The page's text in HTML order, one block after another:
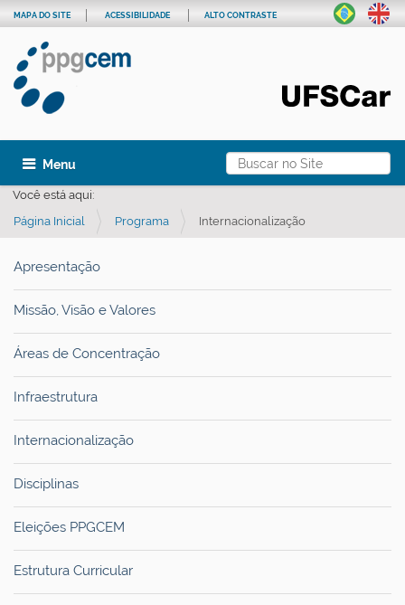
Busca
Busca Avançada…
MAPA DO SITE ACESSIBILIDADE ALTO CONTRASTE
Toggle navigation
Você está aqui:
Página Inicial
Programa Internacionalização
Apresentação
Missão, Visão e Valores
Áreas de Concentração
Infraestrutura
Internacionalização
Disciplinas
Eleições PPGCEM
Estrutura Curricular